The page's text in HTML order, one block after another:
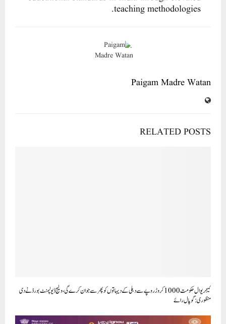
teaching methodologies.
Paigam Madre Watan
RELATED POSTS
کیجریوال حکومت 1000 کروڑ روپے سے دہلی کے دیہاتوں کو پھر سے جوان کرے گی، ولیج ڈیولپمنٹ بورڈ نے دی
منظوری: گوپال رائے